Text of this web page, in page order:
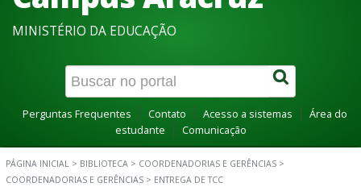
Acesso à informação
Canais
MINISTÉRIO DA EDUCAÇÃO
Perguntas Frequentes Contato Acesso a sistemas
Área do
estudante
Comunicação
PÁGINA INICIAL > BIBLIOTECA > COORDENADORIAS E GERÊNCIAS >
COORDENADORIAS E GERÊNCIAS > ENTREGA DE TCC